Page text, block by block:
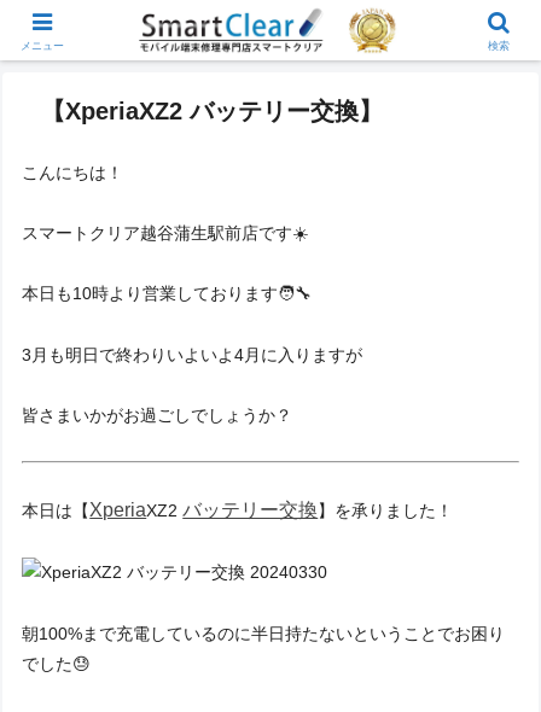
【XperiaXZ2 バッテリー交換】
こんにちは！
スマートクリア越谷蒲生駅前店です☀️
本日も10時より営業しております🧑‍🔧
3月も明日で終わりいよいよ4月に入りますが
皆さまいかがお過ごしでしょうか？
本日は【XperiaXZ2バッテリー交換】を承りました！
朝100%まで充電しているのに半日持たないということでお困り
でした😓
メニュー 検索